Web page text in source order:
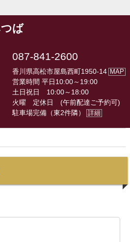
087-841-2600
香川県高松市屋島西町1950-14 MAP
営業時間 平日10:00～19:00
土日祝日 10:00～18:00
火曜 定休日 (午前配達ご予約可)
駐車場完備（東2件隣）
詳細